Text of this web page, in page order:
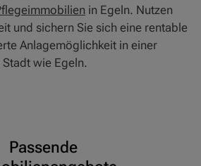
in Egeln. Nutzen
und sichern Sie sich eine rentable
Anlagemöglichkeit in einer
wie Egeln.
Passende